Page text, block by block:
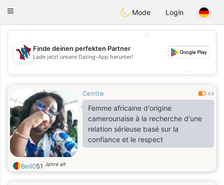
Taimerais
Toggle
Mode Login
💖
💕
Finde deinen perfekten Partner
Lade jetzt unsere Dating-App herunter!
Centre 0.5
Femme africaine d'origine
camerounaise à la recherche d'une
relation sérieuse basé sur la
confiance et le respect
Bell051 Jahre alt